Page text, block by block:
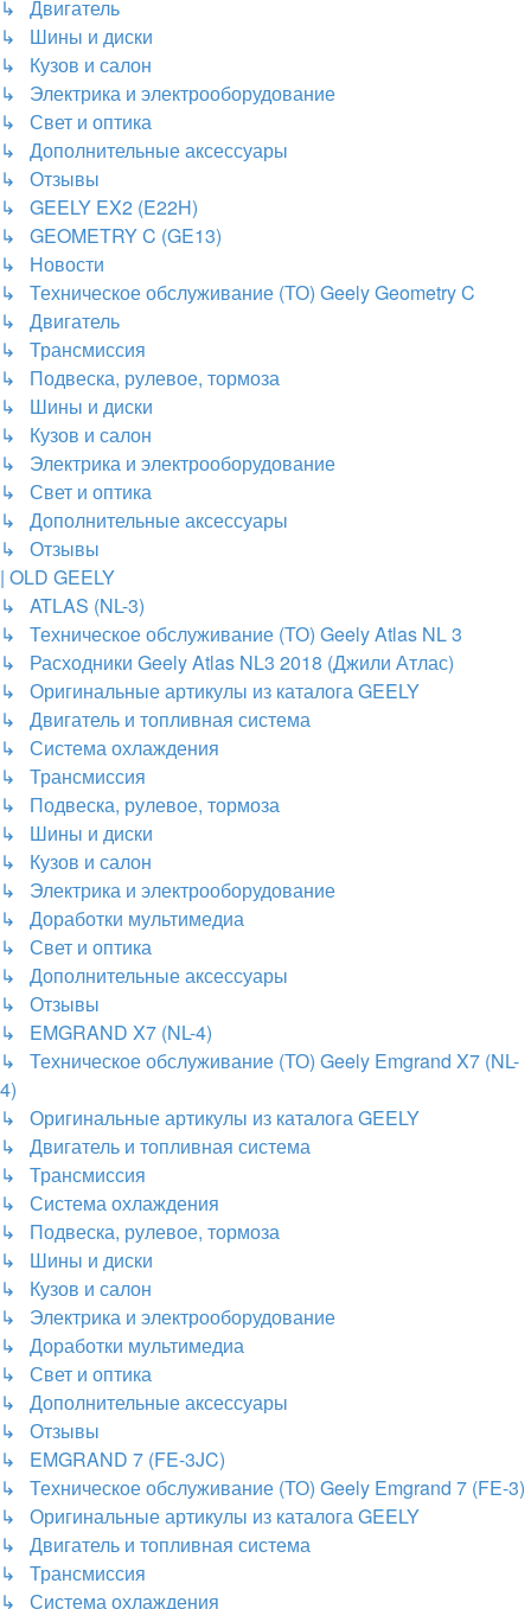
↳ Двигатель
↳ Шины и диски
↳ Кузов и салон
↳ Электрика и электрооборудование
↳ Свет и оптика
↳ Дополнительные аксессуары
↳ Отзывы
↳ GEELY EX2 (E22H)
↳ GEOMETRY C (GE13)
↳ Новости
↳ Техническое обслуживание (ТО) Geely Geometry C
↳ Двигатель
↳ Трансмиссия
↳ Подвеска, рулевое, тормоза
↳ Шины и диски
↳ Кузов и салон
↳ Электрика и электрооборудование
↳ Свет и оптика
↳ Дополнительные аксессуары
↳ Отзывы
| OLD GEELY
↳ ATLAS (NL-3)
↳ Техническое обслуживание (ТО) Geely Atlas NL 3
↳ Расходники Geely Atlas NL3 2018 (Джили Атлас)
↳ Оригинальные артикулы из каталога GEELY
↳ Двигатель и топливная система
↳ Система охлаждения
↳ Трансмиссия
↳ Подвеска, рулевое, тормоза
↳ Шины и диски
↳ Кузов и салон
↳ Электрика и электрооборудование
↳ Доработки мультимедиа
↳ Свет и оптика
↳ Дополнительные аксессуары
↳ Отзывы
↳ EMGRAND X7 (NL-4)
↳ Техническое обслуживание (ТО) Geely Emgrand X7 (NL-
4)
↳ Оригинальные артикулы из каталога GEELY
↳ Двигатель и топливная система
↳ Трансмиссия
↳ Система охлаждения
↳ Подвеска, рулевое, тормоза
↳ Шины и диски
↳ Кузов и салон
↳ Электрика и электрооборудование
↳ Доработки мультимедиа
↳ Свет и оптика
↳ Дополнительные аксессуары
↳ Отзывы
↳ EMGRAND 7 (FE-3JC)
↳ Техническое обслуживание (ТО) Geely Emgrand 7 (FE-3)
↳ Оригинальные артикулы из каталога GEELY
↳ Двигатель и топливная система
↳ Трансмиссия
↳ Система охлаждения